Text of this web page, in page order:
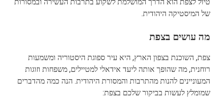
טיול לצפת הוא הדרך המושלמת לשקוע בתרבות העשירה ובמסורות
של המיסטיקה היהודית.
מה עושים בצפת
צפת, השוכנת בצפון הארץ, היא עיר ספוגת היסטוריה ומשמעות
רוחנית, מה שהופך אותה ליעד אידאלי למטיילים, משפחות וזוגות
המעוניינים להנות מהתרבות והמסורת היהודית. הנה כמה מהדברים
שמומלץ לעשות בביקור שלכם בצפת: